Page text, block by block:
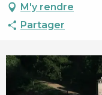
M'y rendre
Partager